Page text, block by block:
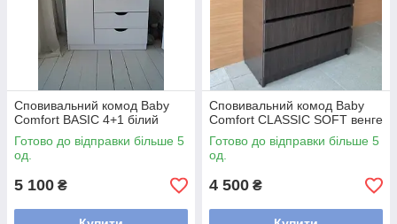
Сповивальний комод Baby
Comfort BASIC 4+1 білий
Готово до відправки більше 5
од.
5 100 ₴
Сповивальний комод Baby
Comfort CLASSIC SOFT венге
Готово до відправки більше 5
од.
4 500 ₴